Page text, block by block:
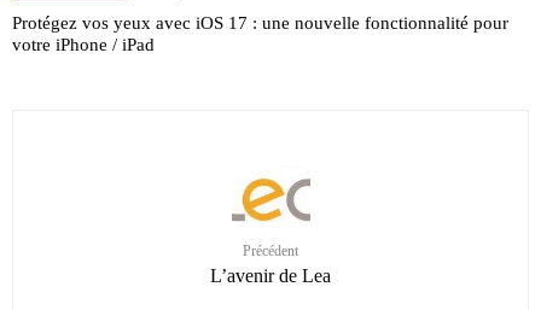
Protégez vos yeux avec iOS 17 : une nouvelle fonctionnalité pour
votre iPhone / iPad
Précédent
L’avenir de Lea